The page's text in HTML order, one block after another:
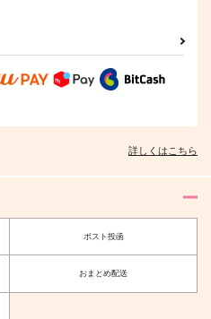
詳しくはこちら
ポスト投函
おまとめ配送